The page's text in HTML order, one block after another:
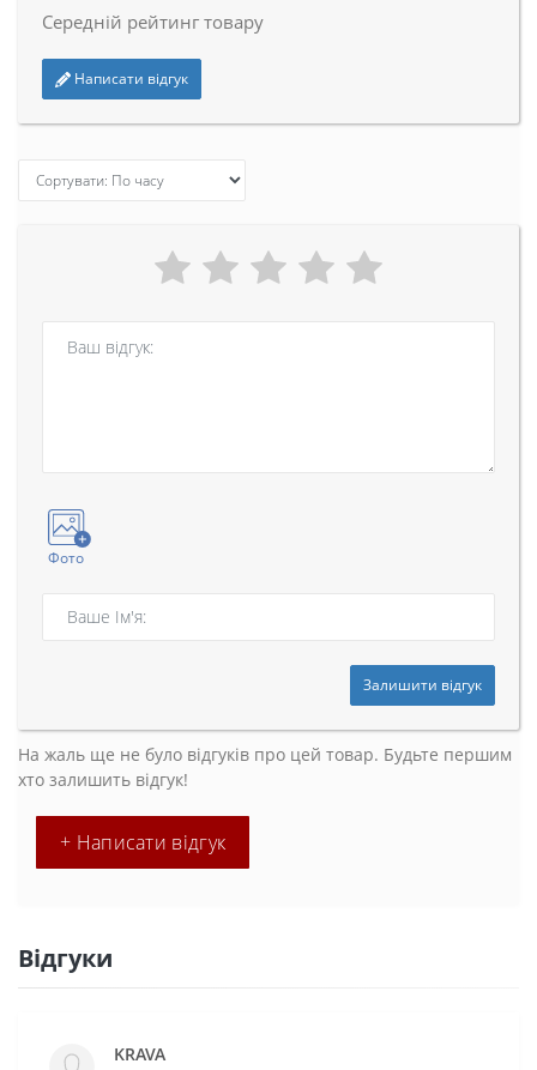
Середній рейтинг товару
Написати відгук
Фото
Залишити відгук
На жаль ще не було відгуків про цей товар. Будьте першим
хто залишить відгук!
+ Написати відгук
Відгуки
KRAVA